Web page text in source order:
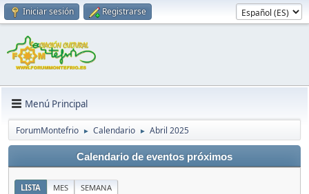
Iniciar sesión Registrarse
Menú Principal
ForumMontefrio ► Calendario ► Abril 2025
Calendario de eventos próximos
LISTA MES SEMANA